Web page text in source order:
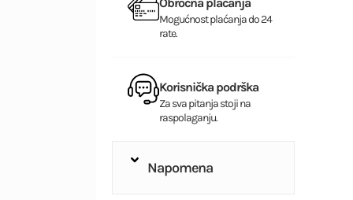
Mogućnost plaćanja do 24
rate.
Korisnička podrška
Za sva pitanja stoji na
raspolaganju.
Napomena